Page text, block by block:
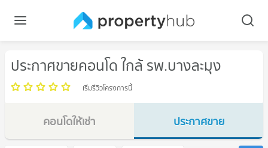
ประกาศขายคอนโด ใกล้ รพ.บางละมุง
เริ่มรีวิวโครงการนี้
คอนโดให้เช่า
ประกาศขาย